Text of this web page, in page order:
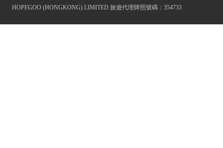
HOPEGOO (HONGKONG) LIMITED 旅遊代理牌照號碼：354733